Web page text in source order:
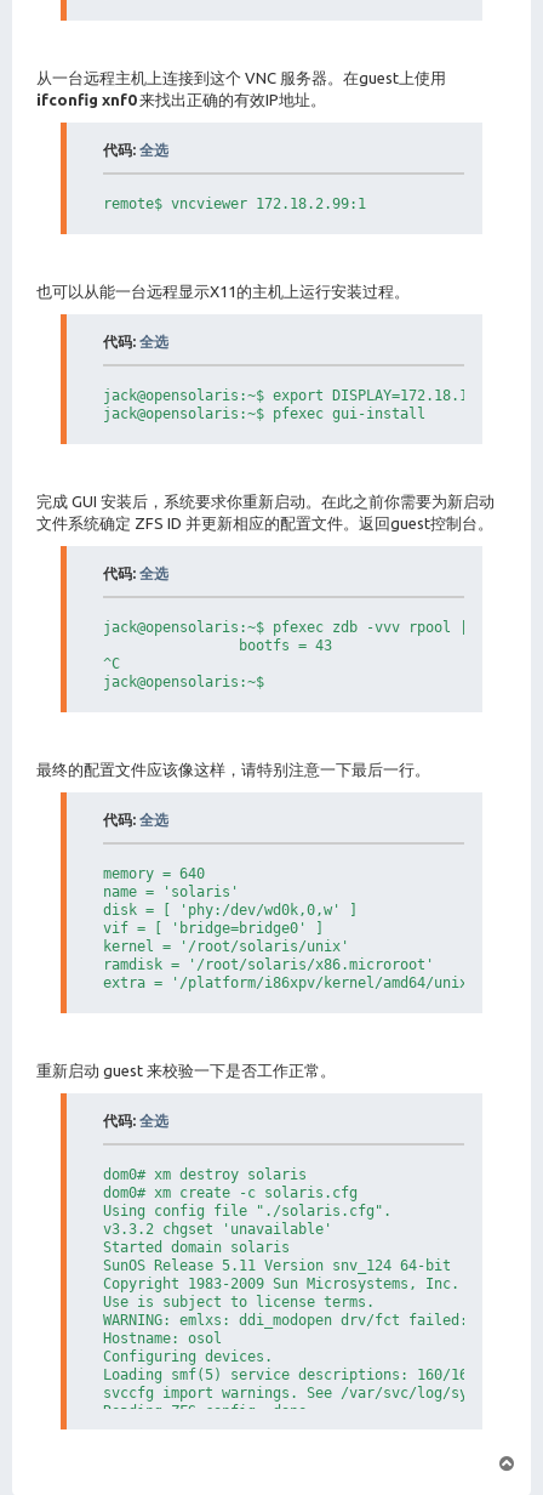
从一台远程主机上连接到这个 VNC 服务器。在guest上使用
ifconfig xnf0来找出正确的有效IP地址。
代码: 全选
remote$ vncviewer 172.18.2.99:1
也可以从能一台远程显示X11的主机上运行安装过程。
代码: 全选
jack@opensolaris:~$ export DISPLAY=172.18.1.1:0
jack@opensolaris:~$ pfexec gui-install
完成 GUI 安装后，系统要求你重新启动。在此之前你需要为新启动
文件系统确定 ZFS ID 并更新相应的配置文件。返回guest控制台。
代码: 全选
jack@opensolaris:~$ pfexec zdb -vvv rpool | grep
                bootfs = 43
^C
jack@opensolaris:~$
最终的配置文件应该像这样，请特别注意一下最后一行。
代码: 全选
memory = 640
name = 'solaris'
disk = [ 'phy:/dev/wd0k,0,w' ]
vif = [ 'bridge=bridge0' ]
kernel = '/root/solaris/unix'
ramdisk = '/root/solaris/x86.microroot'
extra = '/platform/i86xpv/kernel/amd64/unix -B zfs-
重新启动 guest 来校验一下是否工作正常。
代码: 全选
dom0# xm destroy solaris
dom0# xm create -c solaris.cfg
Using config file "./solaris.cfg".
v3.3.2 chgset 'unavailable'
Started domain solaris
SunOS Release 5.11 Version snv_124 64-bit
Copyright 1983-2009 Sun Microsystems, Inc.  All
Use is subject to license terms.
WARNING: emlxs: ddi_modopen drv/fct failed: err 2
Hostname: osol
Configuring devices.
Loading smf(5) service descriptions: 160/160
svccfg import warnings. See /var/svc/log/system-
Reading ZFS config: done.